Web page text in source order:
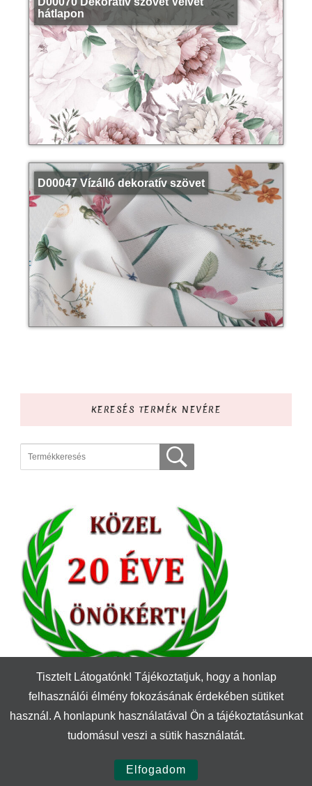
hátlapon
D00047 Vízálló dekoratív szövet
KERESÉS TERMÉK NEVÉRE
© Szerzői jog 2026Textil Győr. Minden jog fenntartva.
Recipe | Fejlesztette:Blossom Themes. Motor:
Tisztelt Látogatónk! Tájékoztatjuk, hogy a honlap
felhasználói élmény fokozásának érdekében sütiket
használ. A honlapunk használatával Ön a tájékoztatásunkat
tudomásul veszi a sütik használatát.
Elfogadom